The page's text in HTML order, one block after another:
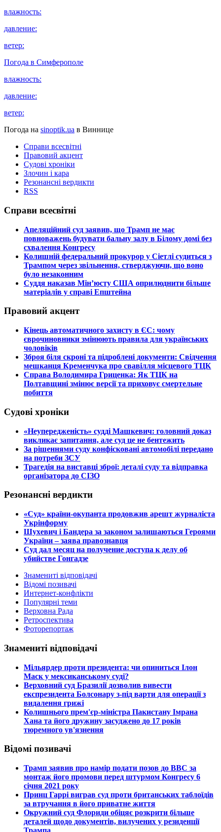
влажность:
давление:
ветер:
Погода в Симферополе
влажность:
давление:
ветер:
Погода на sinoptik.ua в Виннице
Справи всесвітні
Правовий акцент
Судові хроніки
Злочин і кара
Резонансні вердикти
RSS
Справи всесвітні
​Апеляційний суд заявив, що Трамп не має
повноважень будувати бальну залу в Білому домі без
схвалення Конгресу
​Колишній федеральний прокурор у Сіетлі судиться з
Трампом через звільнення, стверджуючи, що воно
було незаконним
​Суддя наказав Мін’юсту США оприлюднити більше
матеріалів у справі Епштейна
Правовий акцент
​Кінець автоматичного захисту в ЄС: чому
єврочиновники змінюють правила для українських
чоловіків
​Зброя біля скроні та підроблені документи: Свідчення
мешканця Кременчука про свавілля місцевого ТЦК
​Справа Володимира Гриценка: Як ТЦК на
Полтавщині змінює версії та приховує смертельне
побиття
Судові хроніки
​«Неупередженість» судді Машкевич: головний доказ
викликає запитання, але суд це не бентежить
​За рішеннями суду конфісковані автомобілі передано
на потреби ЗСУ
​Трагедія на виставці зброї: деталі суду та відправка
організатора до СІЗО
Резонансні вердикти
​«Суд» країни-окупанта продовжив арешт журналіста
Укрінформу
Шухевич і Бандера за законом залишаються Героями
України – заява правознавця
Суд дал месяц на получение доступа к делу об
убийстве Гонгадзе
Знамениті відповідачі
Відомі позивачі
Интернет-конфлікти
Популярні теми
Верховна Рада
Ретроспектива
Фоторепортаж
Знамениті відповідачі
​Мільярдер проти президента: чи опиниться Ілон
Маск у мексиканському суді?
​Верховний суд Бразилії дозволив вивести
експрезидента Болсонару з-під варти для операції з
видалення грижі
​Колишнього прем'єр-міністра Пакистану Імрана
Хана та його дружину засуджено до 17 років
тюремного ув'язнення
Відомі позивачі
​Трамп заявив про намір подати позов до ВВС за
монтаж його промови перед штурмом Конгресу 6
січня 2021 року
​Принц Гаррі виграв суд проти британських таблоїдів
за втручання в його приватне життя
​Окружний суд Флориди обіцяє розкрити більше
деталей щодо документів, вилучених у резиденції
Трампа